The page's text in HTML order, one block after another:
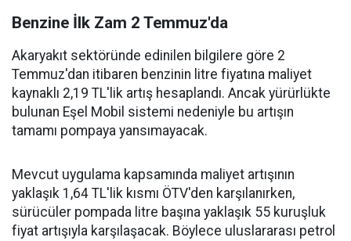
Benzine İlk Zam 2 Temmuz'da
Akaryakıt sektöründe edinilen bilgilere göre 2
Temmuz'dan itibaren benzinin litre fiyatına maliyet
kaynaklı 2,19 TL'lik artış hesaplandı. Ancak yürürlükte
bulunan Eşel Mobil sistemi nedeniyle bu artışın
tamamı pompaya yansımayacak.
Mevcut uygulama kapsamında maliyet artışının
yaklaşık 1,64 TL'lik kısmı ÖTV'den karşılanırken,
sürücüler pompada litre başına yaklaşık 55 kuruşluk
fiyat artışıyla karşılaşacak. Böylece uluslararası petrol